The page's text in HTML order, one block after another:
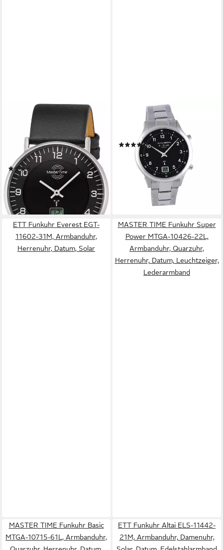
MASTER TIME
Funkuhr Basic MTGS-10560-
22L, Armbanduhr, Quarzuhr,
Herrenuhr, Datum,
Langzeitbatterie
(225)
ab 66,12 €
lieferbar - in 1-2 Werktagen bei dir
FALKENBERG & SÖHNE
Funkuhr Falkenberg & Söhne
Funkarmbanduhr
(11)
34,90 €
lieferbar - in 2-3 Werktagen bei dir
ETT Funkuhr Everest EGT-
11602-31M, Armbanduhr,
Herrenuhr, Datum, Solar
MASTER TIME Funkuhr Super
Power MTGA-10426-22L,
Armbanduhr, Quarzuhr,
Herrenuhr, Datum, Leuchtzeiger,
Lederarmband
MASTER TIME Funkuhr Basic
MTGA-10715-61L, Armbanduhr,
ETT Funkuhr Altai ELS-11442-
21M, Armbanduhr, Damenuhr,